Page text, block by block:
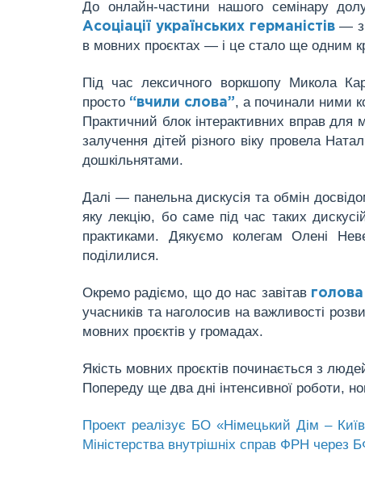
До онлайн-частини нашого семінару
Асоціації українських германістів— з
в мовних проєктах — і це стало ще одним
Під час лексичного воркшопу Микола
просто “вчили слова”, а починали ними
Практичний блок інтерактивних вправ для
залучення дітей різного віку провела
дошкільнятами.
Далі — панельна дискусія та обмін
яку лекцію, бо саме під час таких
практиками. Дякуємо колегам Олені
поділилися.
Окремо радіємо, що до нас завітав
учасників та наголосив на важливості
мовних проєктів у громадах.
Якість мовних проєктів починається з
Попереду ще два дні інтенсивної роботи,
Проект реалізує БО «Німецький Дім –
Міністерства внутрішніх справ ФРН через